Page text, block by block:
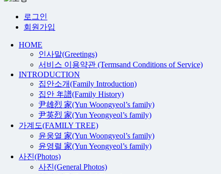
로그인
회원가입
HOME
인사말(Greetings)
서비스 이용약관 (Termsand Conditions of Service)
INTRODUCTION
집안소개(Family Introduction)
집안 年譜(Family History)
尹雄烈 家(Yun Woongyeol’s family)
尹英烈 家(Yun Yeongyeol’s family)
가계도(FAMILY TREE)
윤웅열 家(Yun Woongyeol’s family)
윤영렬 家(Yun Yeongyeol’s family)
사진(Photos)
사진(General Photos)